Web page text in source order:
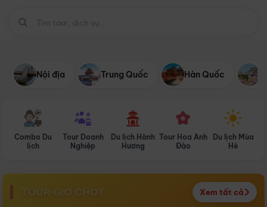
Nội địa Trung Quốc Hàn Quốc
Combo Du
lịch
Tour Doanh
Nghiệp
Du lịch Hành
Hương
Tour Hoa Anh
Đào
Du lịch Mùa
Hè
TOUR GIỜ CHÓT Xem tất cả
Điểm nổi bật